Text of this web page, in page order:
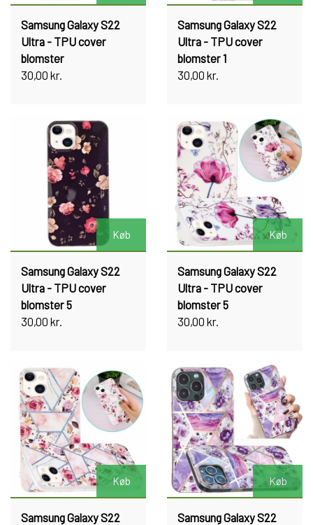
Samsung Galaxy S22
Ultra - TPU cover
blomster
30,00 kr.
Samsung Galaxy S22
Ultra - TPU cover
blomster 1
30,00 kr.
Køb
Samsung Galaxy S22
Ultra - TPU cover
blomster 5
30,00 kr.
Køb
Samsung Galaxy S22
Ultra - TPU cover
blomster 5
30,00 kr.
Køb
Samsung Galaxy S22
Køb
Samsung Galaxy S22